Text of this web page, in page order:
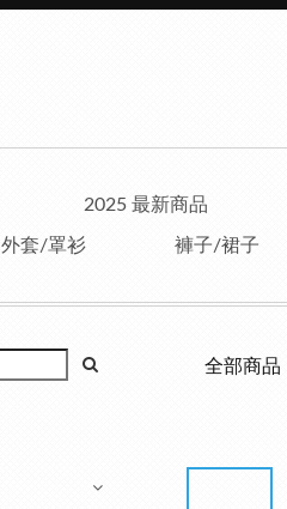
2025 最新商品
外套/罩衫 褲子/裙子
全部商品